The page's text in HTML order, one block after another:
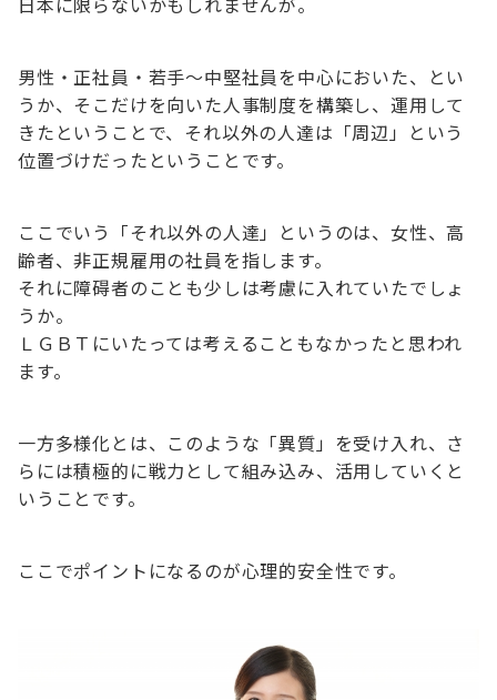
男性・正社員・若手～中堅社員を中心においた、とい
うか、そこだけを向いた人事制度を構築し、運用して
きたということで、それ以外の人達は「周辺」という
位置づけだったということです。
ここでいう「それ以外の人達」というのは、女性、高
齢者、非正規雇用の社員を指します。
それに障碍者のことも少しは考慮に入れていたでしょ
うか。
ＬＧＢＴにいたっては考えることもなかったと思われ
ます。
一方多様化とは、このような「異質」を受け入れ、さ
らには積極的に戦力として組み込み、活用していくと
いうことです。
ここでポイントになるのが心理的安全性です。